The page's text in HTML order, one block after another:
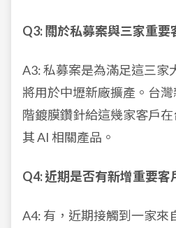
Q3: 關於私募案與三家重要
A3: 私募案是為滿足這三家
將用於中壢新廠擴產。台
階鍍膜鑽針給這幾家客戶
其 AI 相關產品。
Q4: 近期是否有新增重要客
A4: 有，近期接觸到一家來